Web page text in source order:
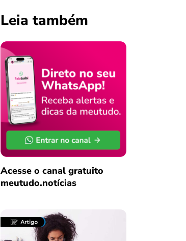
Leia também
Acesse o canal gratuito
meutudo.notícias